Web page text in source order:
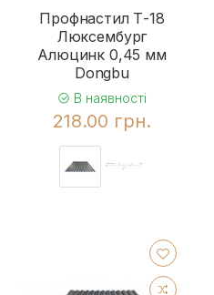
Профнастил Т-18
Люксембург
Алюцинк 0,45 мм
Dongbu
В наявності
218.00 грн.